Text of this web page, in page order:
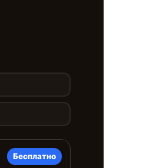
Бесплатно